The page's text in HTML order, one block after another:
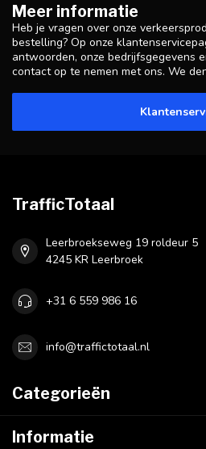
Meer informatie
Heb je vragen over onze
bestelling? Op onze
antwoorden, onze bedrijfsgegevens
contact op te nemen met ons. We
TrafficTotaal
Leerbroekseweg 19 roldeur 5
4245 KR Leerbroek
+31 6 559 986 16
info@traffictotaal.nl
Categorieën
Informatie